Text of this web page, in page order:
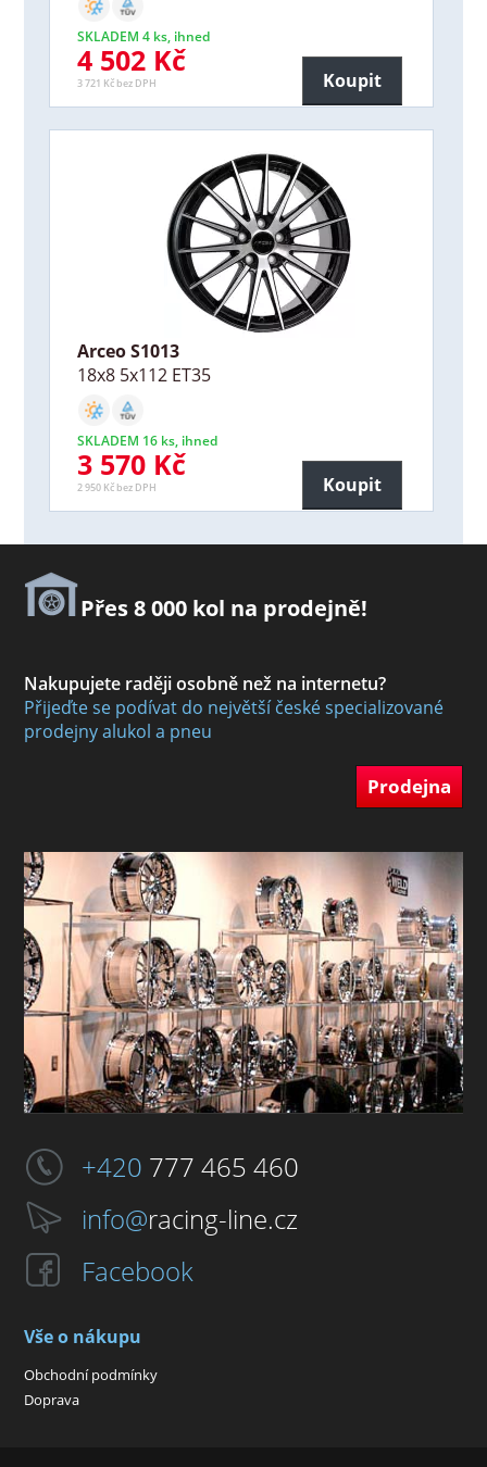
SKLADEM 4 ks, ihned
4 502 Kč
3 721 Kč bez DPH Koupit
Arceo S1013
18x8 5x112 ET35
SKLADEM 16 ks, ihned
3 570 Kč
2 950 Kč bez DPH Koupit
Přes 8 000 kol na prodejně!
Nakupujete raději osobně než na internetu?
Přijeďte se podívat do největší české specializované
prodejny alukol a pneu
Prodejna
+420 777 465 460
info@racing-line.cz
Facebook
Vše o nákupu
Obchodní podmínky
Doprava